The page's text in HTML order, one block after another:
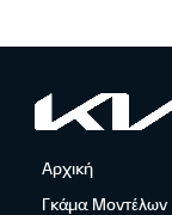
Αρχική
Γκάμα Μοντέλων